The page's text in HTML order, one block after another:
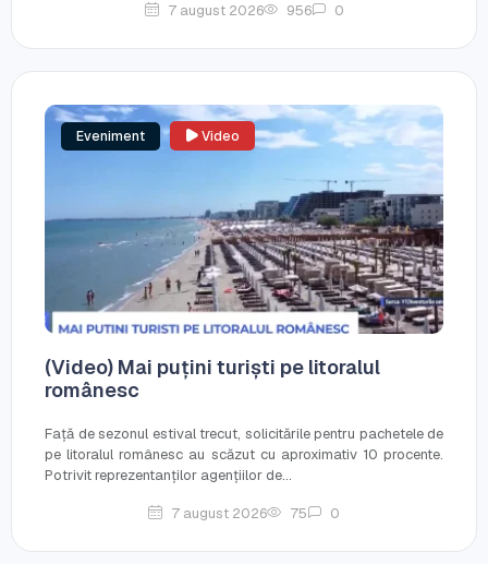
7 august 2026 956 0
Eveniment Video
(Video) Mai puțini turiști pe litoralul
românesc
Față de sezonul estival trecut, solicitările pentru pachetele de
pe litoralul românesc au scăzut cu aproximativ 10 procente.
Potrivit reprezentanților agențiilor de...
7 august 2026 75 0